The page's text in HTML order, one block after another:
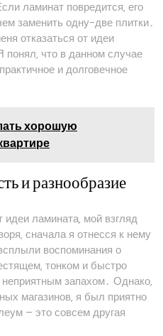
ламинат повредится‚ его
заменить одну-две плитки․
отказаться от идеи
что в данном случае
и долговечное
хорошую
и разнообразие
идеи ламината‚ мой взгляд
сначала я отнесся к нему
воспоминания о
тонком и быстро
запахом․ Однако‚
магазинов‚ я был приятно
– это совсем другая